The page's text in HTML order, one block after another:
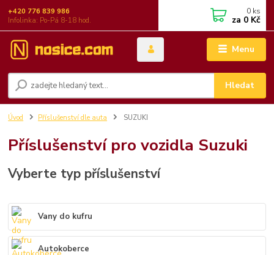
Menu
Hledat
+420 776 839 986
Infolinka: Po-Pá 8-18 hod.
0 ks
za 0 Kč
Úvod Příslušenství dle auta SUZUKI
Příslušenství pro vozidla Suzuki
Vyberte typ příslušenství
Vany do kufru
Autokoberce